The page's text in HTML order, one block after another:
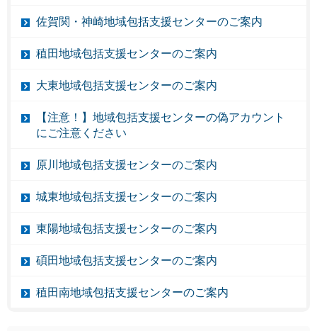
佐賀関・神崎地域包括支援センターのご案内
稙田地域包括支援センターのご案内
大東地域包括支援センターのご案内
【注意！】地域包括支援センターの偽アカウント
にご注意ください
原川地域包括支援センターのご案内
城東地域包括支援センターのご案内
東陽地域包括支援センターのご案内
碩田地域包括支援センターのご案内
稙田南地域包括支援センターのご案内